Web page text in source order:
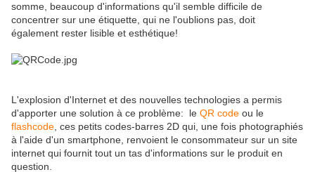
somme, beaucoup d'informations qu'il semble difficile de
concentrer sur une étiquette, qui ne l'oublions pas, doit
également rester lisible et esthétique!
L'explosion d'Internet et des nouvelles technologies a permis
d'apporter une solution à ce problème: le QR code ou le
flashcode , ces petits codes-barres 2D qui, une fois photographiés
à l'aide d'un smartphone, renvoient le consommateur sur un site
internet qui fournit tout un tas d'informations sur le produit en
question.